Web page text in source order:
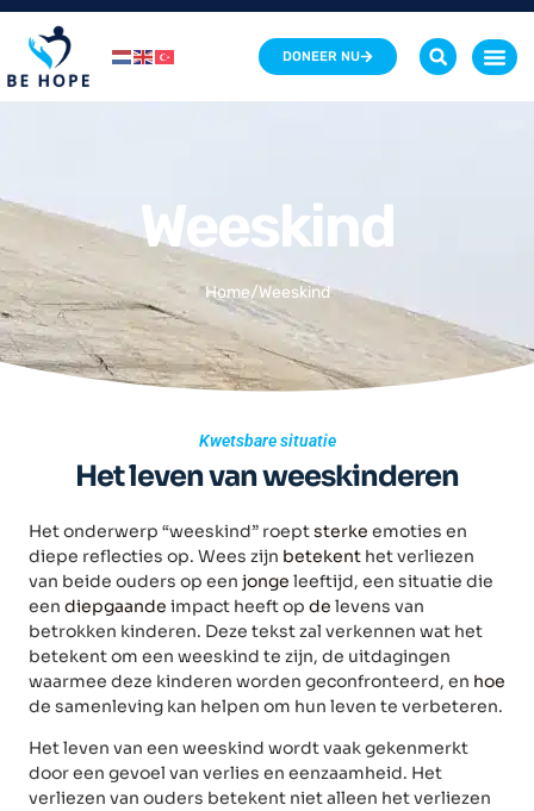
DONEER NU
Weeskind
Home/Weeskind
Kwetsbare situatie
Het leven van weeskinderen
Het onderwerp “weeskind” roeptsterke emoties en
diepe reflecties op. Wees zijn betekent het verliezen
van beide ouders op een jonge leeftijd, een situatie die
een diepgaande impact heeft op de levens van
betrokken kinderen. Deze tekst zal verkennen wat het
betekent om een weeskind te zijn, de uitdagingen
waarmee deze kinderen worden geconfronteerd, en hoe
de samenleving kan helpen om hun leven te verbeteren.
Het leven van een weeskind wordt vaak gekenmerkt
door een gevoel van verlies en eenzaamheid. Het
verliezen van ouders betekent niet alleen het verliezen